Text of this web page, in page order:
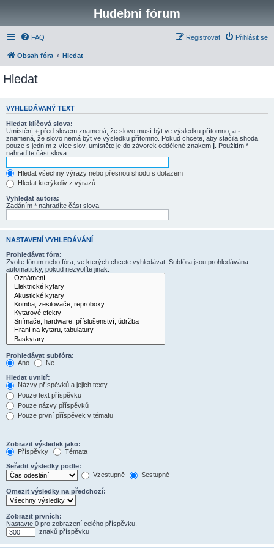
Hudební fórum
FAQ Přihlásit se
Registrovat
Obsah fóra Hledat
Hledat
VYHLEDÁVANÝ TEXT
Hledat klíčová slova:
Umístění + před slovem znamená, že slovo musí být ve výsledku přítomno, a -
znamená, že slovo nemá být ve výsledku přítomno. Pokud chcete, aby stačila shoda
pouze s jedním z více slov, umístěte je do závorek oddělené znakem | . Použitím *
nahradíte část slova
Hledat všechny výrazy nebo přesnou shodu s dotazem
Hledat kterýkoliv z výrazů
Vyhledat autora:
Zadáním * nahradíte část slova
NASTAVENÍ VYHLEDÁVÁNÍ
Prohledávat fóra:
Zvolte fórum nebo fóra, ve kterých chcete vyhledávat. Subfóra jsou prohledávána
automaticky, pokud nezvolíte jinak.
Prohledávat subfóra:
Ano
Ne
Hledat uvnitř:
Názvy příspěvků a jejich texty
Pouze text příspěvku
Pouze názvy příspěvků
Pouze první příspěvek v tématu
Zobrazit výsledek jako:
Příspěvky
Témata
Seřadit výsledky podle:
Vzestupně
Sestupně
Omezit výsledky na předchozí:
Zobrazit prvních:
Nastavte 0 pro zobrazení celého příspěvku.
znaků příspěvku